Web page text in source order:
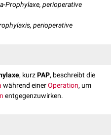
Prophylaxe, perioperative
perioperative
, kurzPAP, beschreibt die
während einerOperation, um
entgegenzuwirken.